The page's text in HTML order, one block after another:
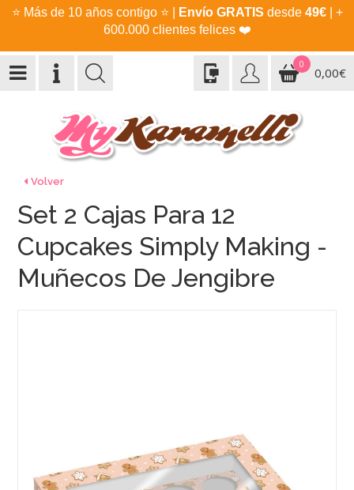
⭐ Más de 10 años contigo ⭐ Envío GRATIS desde 49€| +
600.000 clientes felices ❤️
0
0,00€
Volver
Set 2 Cajas Para 12
Cupcakes Simply Making -
Muñecos De Jengibre